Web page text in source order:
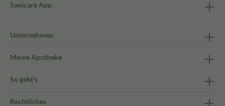
Sanicare App
Unternehmen
Meine Apotheke
So geht's
Rechtliches